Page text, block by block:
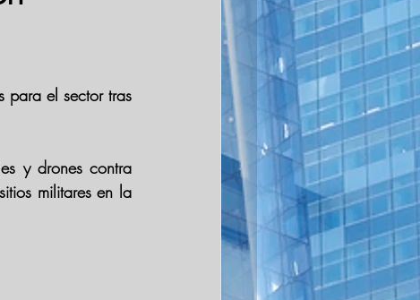
para el sector tras
y drones contra
militares en la